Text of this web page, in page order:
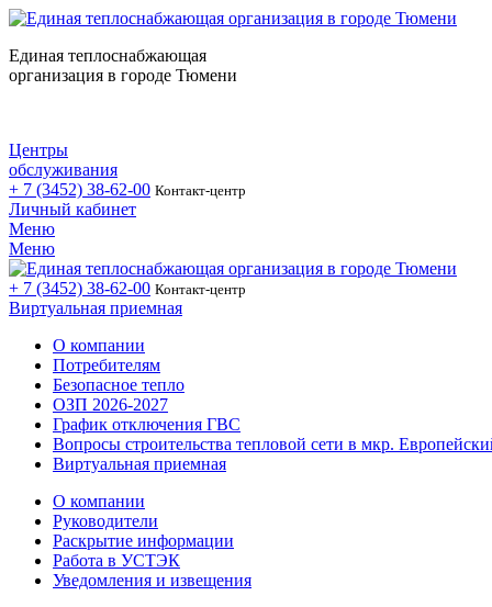
Единая теплоснабжающая
организация в городе Тюмени
Центры
обслуживания
+ 7 (3452) 38-62-00 Контакт-центр
Личный кабинет
Меню
Меню
+ 7 (3452) 38-62-00 Контакт-центр
Виртуальная приемная
О компании
Потребителям
Безопасное тепло
ОЗП 2026-2027
График отключения ГВС
Вопросы строительства тепловой сети в мкр.
Виртуальная приемная
О компании
Руководители
Раскрытие информации
Работа в УСТЭК
Уведомления и извещения